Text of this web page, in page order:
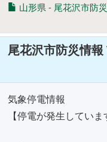
山形県 - 尾花沢市防
尾花沢市防災情
気象停電情報
【停電が発生していま